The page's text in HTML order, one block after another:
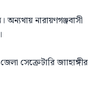
অন্যথায় নারায়ণগঞ্জবাসী
সেক্রেটারি জাাহাঙ্গীর